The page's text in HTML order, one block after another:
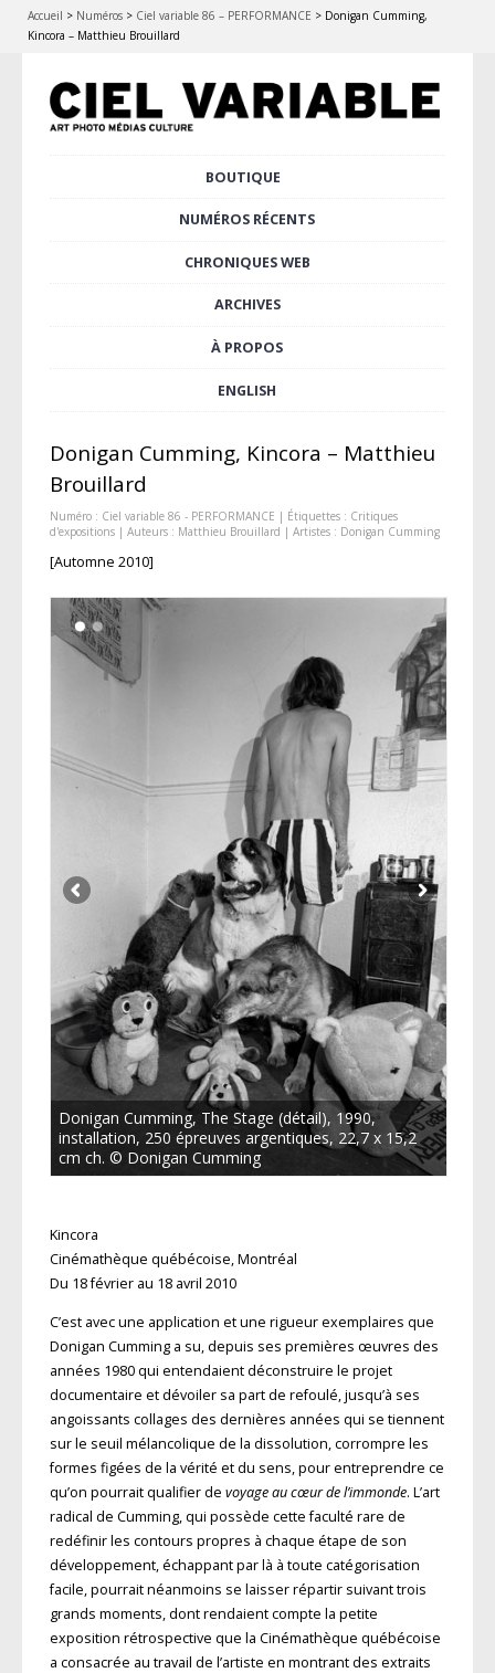
Accueil > Numéros > Ciel variable 86 – PERFORMANCE > Donigan Cumming,
Kincora – Matthieu Brouillard
BOUTIQUE
NUMÉROS RÉCENTS
CHRONIQUES WEB
ARCHIVES
À PROPOS
ENGLISH
Donigan Cumming, Kincora – Matthieu
Brouillard
Numéro : Ciel variable 86 - PERFORMANCE | Étiquettes : Critiques
d'expositions| Auteurs : Matthieu Brouillard | Artistes : Donigan Cumming
[Automne 2010]
Donigan Cumming, The Stage (détail), 1990,
installation, 250 épreuves argentiques, 22,7 x 15,2
cm ch. © Donigan Cumming
Kincora
Cinémathèque québécoise, Montréal
Du 18 février au 18 avril 2010
C’est avec une application et une rigueur exemplaires que
Donigan Cumming a su, depuis ses premières œuvres des
années 1980 qui entendaient déconstruire le projet
documentaire et dévoiler sa part de refoulé, jusqu’à ses
angoissants collages des dernières années qui se tiennent
sur le seuil mélancolique de la dissolution, corrompre les
formes figées de la vérité et du sens, pour entreprendre ce
qu’on pourrait qualifier de voyage au cœur de l’immonde. L’art
radical de Cumming, qui possède cette faculté rare de
redéfinir les contours propres à chaque étape de son
développement, échappant par là à toute catégorisation
facile, pourrait néanmoins se laisser répartir suivant trois
grands moments, dont rendaient compte la petite
exposition rétrospective que la Cinémathèque québécoise
a consacrée au travail de l’artiste en montrant des extraits